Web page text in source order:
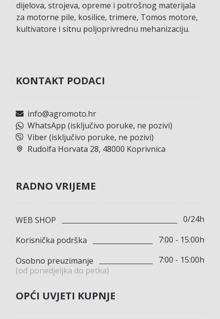
dijelova, strojeva, opreme i potrošnog materijala
za motorne pile, kosilice, trimere, Tomos motore,
kultivatore i sitnu poljoprivrednu mehanizaciju.
KONTAKT PODACI
info@agromoto.hr
WhatsApp (isključivo poruke, ne pozivi)
Viber (isključivo poruke, ne pozivi)
Rudolfa Horvata 28, 48000 Koprivnica
RADNO VRIJEME
WEB SHOP
0/24h
Korisnička podrška
7:00 - 15:00h
Osobno preuzimanje
(od ponedjeljka do petka)
7:00 - 15:00h
OPĆI UVJETI KUPNJE